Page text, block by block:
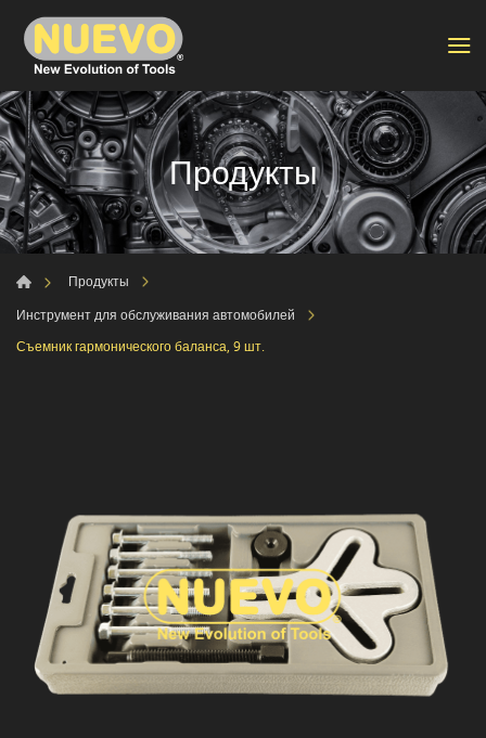
Продукты
Продукты
Инструмент для обслуживания автомобилей
Съемник гармонического баланса, 9 шт.